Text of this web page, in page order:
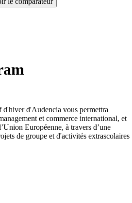
d'Audencia vous permettra
et commerce international, et
Européenne, à travers d’une
de groupe et d'activités extrascolaires